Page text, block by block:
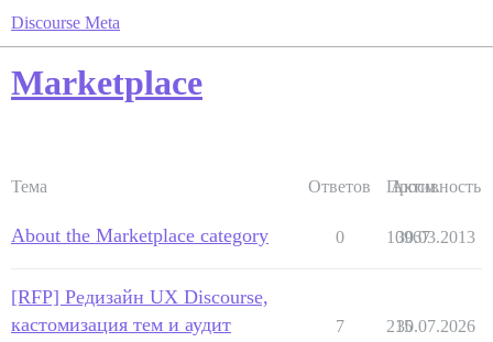
Discourse Meta
Marketplace
Тема Ответов Просм.
Активность
About the Marketplace category 0 10967
30.03.2013
[RFP] Редизайн UX Discourse,
кастомизация тем и аудит
7 215
30.07.2026